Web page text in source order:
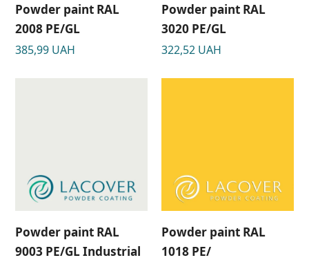
Powder paint RAL
2008 PE/GL
385,99 UAH
Powder paint RAL
3020 PE/GL
322,52 UAH
Powder paint RAL
9003 PE/GL Industrial
Powder paint RAL
1018 PE/